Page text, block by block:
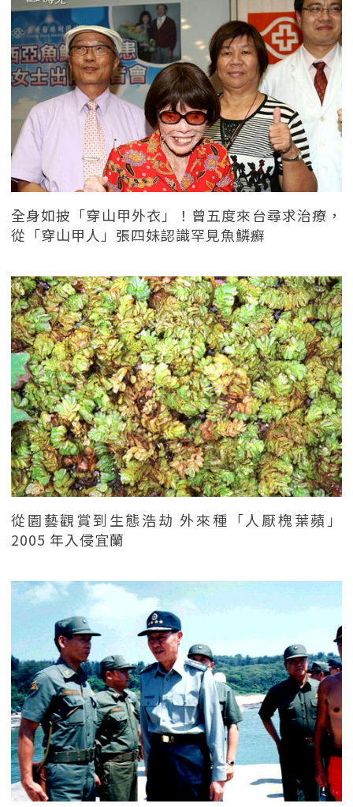
全身如披「穿山甲外衣」！曾五度來台尋求治療，
從「穿山甲人」張四妹認識罕見魚鱗癬
從園藝觀賞到生態浩劫 外來種「人厭槐葉蘋」
2005 年入侵宜蘭